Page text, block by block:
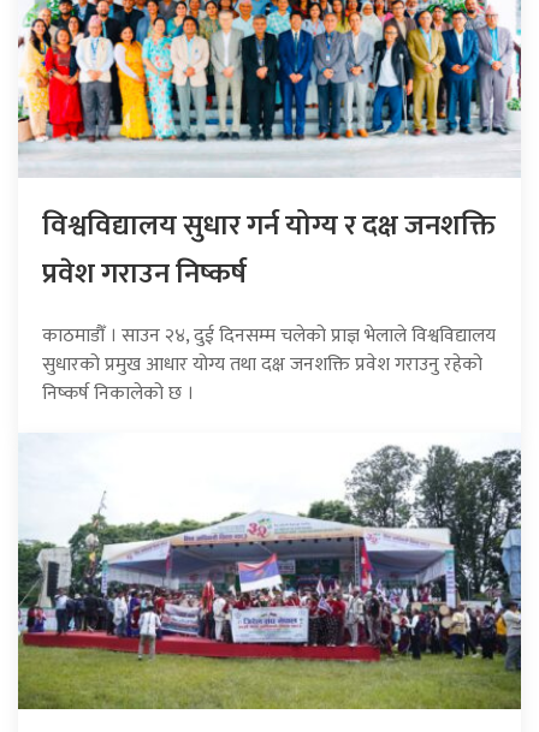
विश्वविद्यालय सुधार गर्न योग्य र दक्ष जनशक्ति
प्रवेश गराउन निष्कर्ष
काठमाडौँ । साउन २४, दुई दिनसम्म चलेको प्राज्ञ भेलाले विश्वविद्यालय
सुधारको प्रमुख आधार योग्य तथा दक्ष जनशक्ति प्रवेश गराउनु रहेको
निष्कर्ष निकालेको छ ।